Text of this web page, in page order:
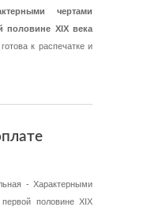
чертами
половине XIX века
к распечатке и
- Характерными
половине XIX